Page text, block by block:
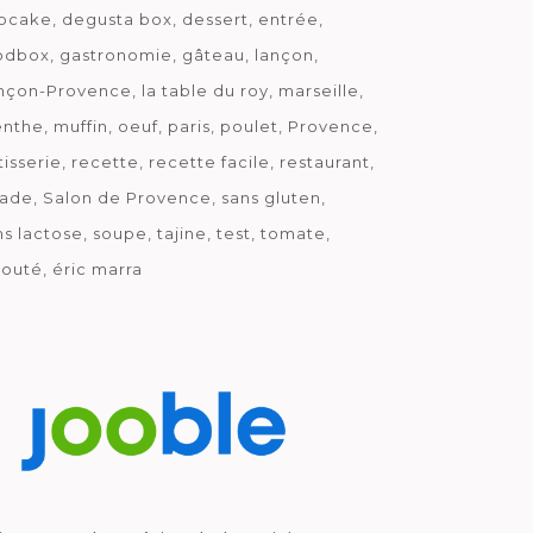
degusta box dessert
entrée
gastronomie gâteau
lançon
Provence
la table du roy
marseille
muffin oeuf paris poulet
Provence
recette recette facile
restaurant
Salon de Provence
sans gluten
lactose
soupe tajine test
tomate
éric marra